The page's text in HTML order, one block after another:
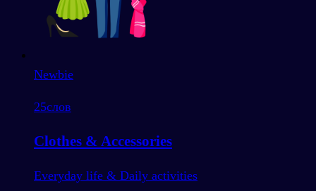
Newbie
25слов
Clothes & Accessories
Everyday life & Daily activities